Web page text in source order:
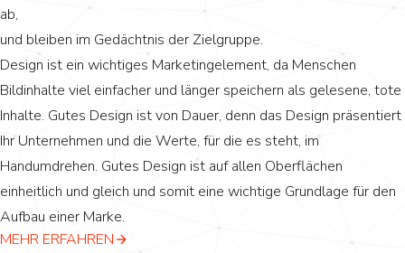
ab,
und bleiben im Gedächtnis der Zielgruppe.
Design ist ein wichtiges Marketingelement, da Menschen
Bildinhalte viel einfacher und länger speichern als gelesene, tote
Inhalte. Gutes Design ist von Dauer, denn das Design präsentiert
Ihr Unternehmen und die Werte, für die es steht, im
Handumdrehen. Gutes Design ist auf allen Oberflächen
einheitlich und gleich und somit eine wichtige Grundlage für den
Aufbau einer Marke.
MEHR ERFAHREN